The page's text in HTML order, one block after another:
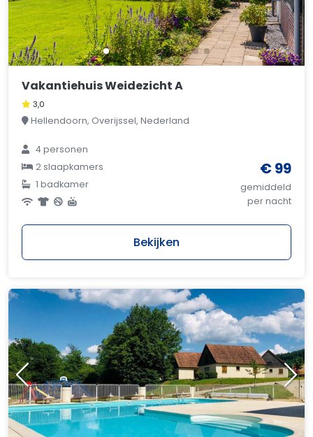
Vakantiehuis Weidezicht A
3,0
Hellendoorn, Overijssel, Nederland
4 personen
2 slaapkamers
1 badkamer
€ 99
gemiddeld
per nacht
Bekijken